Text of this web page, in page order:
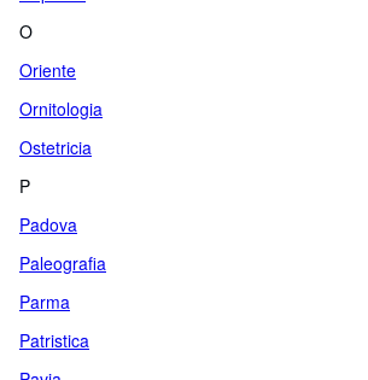
O
Oriente
Ornitologia
Ostetricia
P
Padova
Paleografia
Parma
Patristica